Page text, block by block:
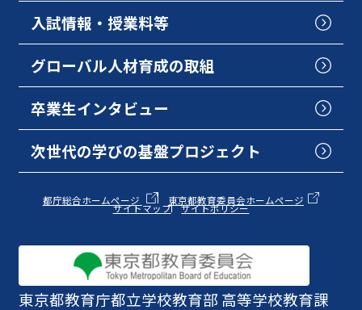
東京都教育庁都立学校教育部 高等学校教育課
入試情報・授業料等
グローバル人材育成の取組
卒業生インタビュー
次世代の学びの基盤プロジェクト
都庁総合ホームページ 東京都教育委員会ホームページ
サイトマップ サイトポリシー